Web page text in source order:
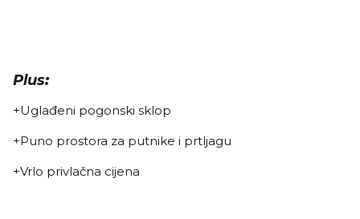
Plus:
+Uglađeni pogonski sklop
+Puno prostora za putnike i prtljagu
+Vrlo privlačna cijena